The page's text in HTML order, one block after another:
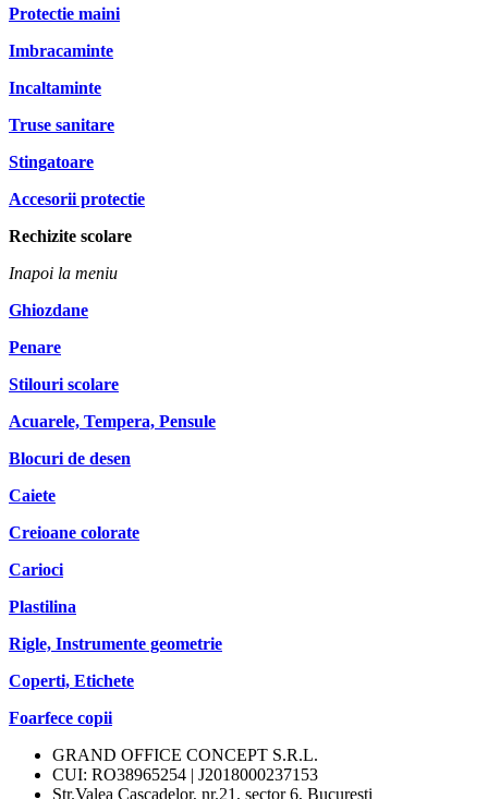
Protectie maini
Imbracaminte
Incaltaminte
Truse sanitare
Stingatoare
Accesorii protectie
Rechizite scolare
Inapoi la meniu
Ghiozdane
Penare
Stilouri scolare
Acuarele, Tempera, Pensule
Blocuri de desen
Caiete
Creioane colorate
Carioci
Plastilina
Rigle, Instrumente geometrie
Coperti, Etichete
Foarfece copii
GRAND OFFICE CONCEPT S.R.L.
CUI: RO38965254 | J2018000237153
Str.Valea Cascadelor, nr.21, sector 6, Bucuresti